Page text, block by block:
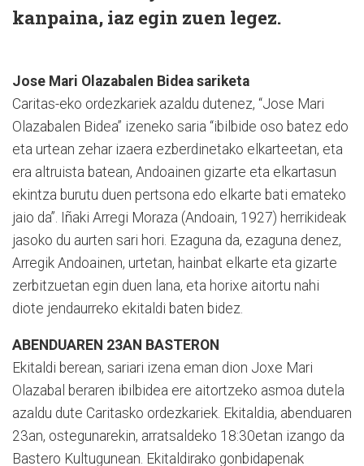
kanpaina, iaz egin zuen legez.
Jose Mari Olazabalen Bidea sariketa
Caritas-eko ordezkariek azaldu dutenez, “Jose Mari
Olazabalen Bidea” izeneko saria “ibilbide oso batez edo
eta urtean zehar izaera ezberdinetako elkarteetan, eta
era altruista batean, Andoainen gizarte eta elkartasun
ekintza burutu duen pertsona edo elkarte bati emateko
jaio da”. Iñaki Arregi Moraza (Andoain, 1927) herrikideak
jasoko du aurten sari hori. Ezaguna da, ezaguna denez,
Arregik Andoainen, urtetan, hainbat elkarte eta gizarte
zerbitzuetan egin duen lana, eta horixe aitortu nahi
diote jendaurreko ekitaldi baten bidez.
ABENDUAREN 23AN BASTERON
Ekitaldi berean, sariari izena eman dion Joxe Mari
Olazabal beraren ibilbidea ere aitortzeko asmoa dutela
azaldu dute Caritasko ordezkariek. Ekitaldia, abenduaren
23an, ostegunarekin, arratsaldeko 18:30etan izango da
Bastero Kultugunean. Ekitaldirako gonbidapenak